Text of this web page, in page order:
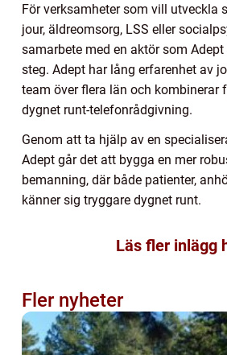
För verksamheter som vill utveckla
jour, äldreomsorg, LSS eller
samarbete med en aktör som
steg. Adept har lång erfarenhet av
team över flera län och kombinerar
dygnet runt-telefonrådgivning.
Genom att ta hjälp av en
Adept går det att bygga en mer
bemanning, där både patienter,
känner sig tryggare dygnet runt.
Läs fler inlägg
Fler nyheter